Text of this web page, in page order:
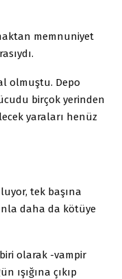
memnuniyet
olmuştu. Depo
birçok yerinden
yaraları henüz
tek başına
daha da kötüye
olarak -vampir
ışığına çıkıp